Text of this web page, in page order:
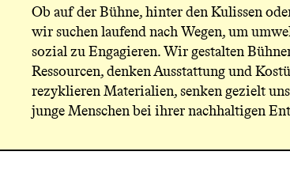
e
n
ü
Ob auf der Bühne, hinter den Kulissen
wir suchen laufend nach Wegen, um
sozial zu Engagieren. Wir gestalten
Ressourcen, denken Ausstattung und
rezyklieren Materialien, senken gezielt
junge Menschen bei ihrer nachhaltigen